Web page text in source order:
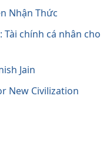
Nhận Thức
chính cá nhân cho
Jain
New Civilization